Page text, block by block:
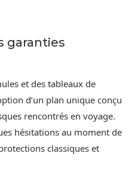
garanties
et des tableaux de
d’un plan unique conçu
rencontrés en voyage.
hésitations au moment de
classiques et